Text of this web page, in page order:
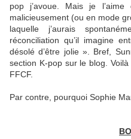
pop j’avoue. Mais je
malicieusement (ou en mode
laquelle j’aurais
réconciliation qu’il imagine
désolé d’être jolie ». Bref,
section K-pop sur le blog. Voilà
FFCF.
Par contre, pourquoi Sophie